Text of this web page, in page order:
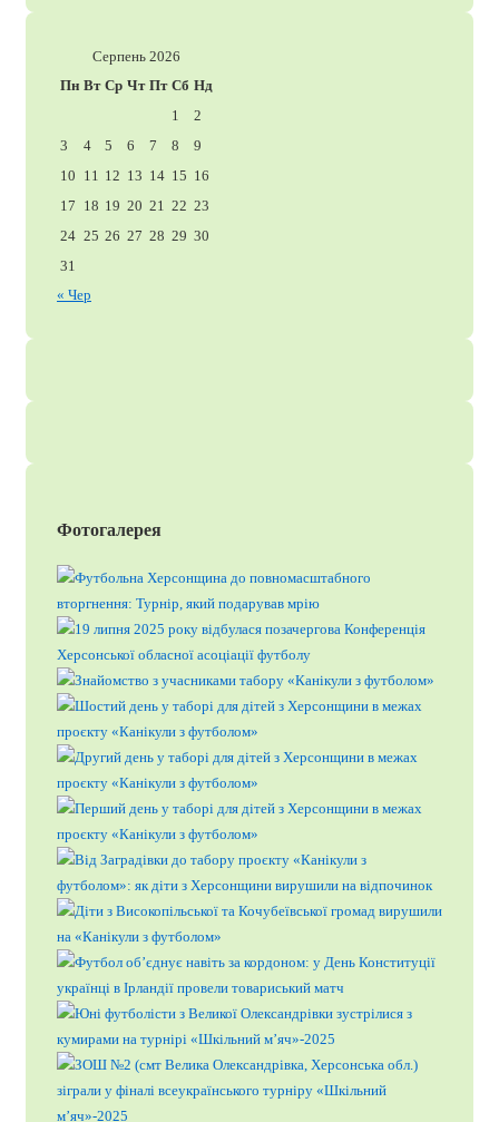
Серпень 2026
Пн Вт Ср Чт Пт Сб Нд
1
2
3
4 5 6 7 8
9
10 11 12 13 14 15 16
17 18 19 20 21 22 23
24 25 26 27 28 29 30
31
« Чер
Фотогалерея